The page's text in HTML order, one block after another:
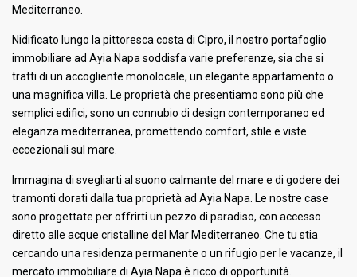
Mediterraneo.
Nidificato lungo la pittoresca costa di Cipro, il nostro portafoglio
immobiliare ad Ayia Napa soddisfa varie preferenze, sia che si
tratti di un accogliente monolocale, un elegante appartamento o
una magnifica villa. Le proprietà che presentiamo sono più che
semplici edifici; sono un connubio di design contemporaneo ed
eleganza mediterranea, promettendo comfort, stile e viste
eccezionali sul mare.
Immagina di svegliarti al suono calmante del mare e di godere dei
tramonti dorati dalla tua proprietà ad Ayia Napa. Le nostre case
sono progettate per offrirti un pezzo di paradiso, con accesso
diretto alle acque cristalline del Mar Mediterraneo. Che tu stia
cercando una residenza permanente o un rifugio per le vacanze, il
mercato immobiliare di Ayia Napa è ricco di opportunità.